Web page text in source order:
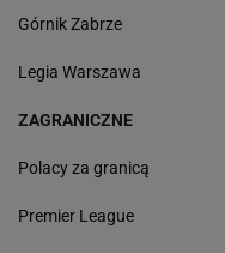
Górnik Zabrze
Legia Warszawa
ZAGRANICZNE
Polacy za granicą
Premier League